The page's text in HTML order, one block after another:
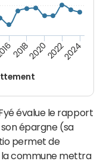
2018202020222024
évalue le rapport
épargne (sa
permet de
la commune mettra